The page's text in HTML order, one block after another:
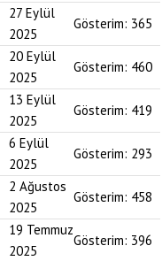
27 Eylül
2025
Gösterim: 365
20 Eylül
2025
Gösterim: 460
13 Eylül
2025
Gösterim: 419
6 Eylül
2025
Gösterim: 293
2 Ağustos
2025
Gösterim: 458
19 Temmuz
2025
Gösterim: 396